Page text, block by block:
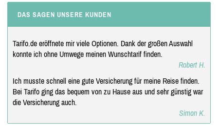
DAS SAGEN UNSERE KUNDEN
Tarifo.de eröffnete mir viele Optionen. Dank der großen Auswahl
konnte ich ohne Umwege meinen Wunschtarif finden.
Robert H.
Ich musste schnell eine gute Versicherung für meine Reise finden.
Bei Tarifo ging das bequem von zu Hause aus und sehr günstig war
die Versicherung auch.
Simon K.